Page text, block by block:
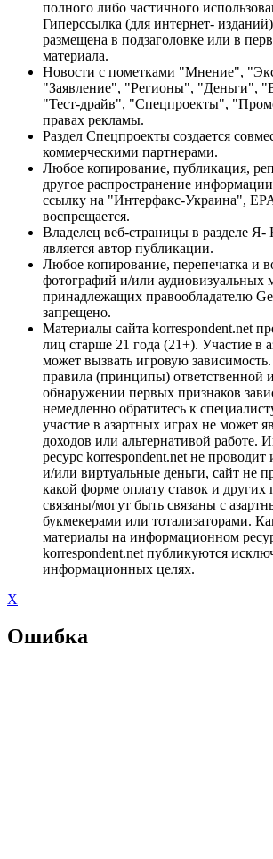
полного либо частичного
Гиперссылка (для интернет-
размещена в подзаголовке или в
материала.
Новости с пометками "Мнение",
"Заявление", "Регионы", "Деньги",
"Тест-драйв", "Спецпроекты",
правах рекламы.
Раздел Спецпроекты создается
коммерческими партнерами.
Любое копирование, публикация,
другое распространение
ссылку на "Интерфакс-Украина",
воспрещается.
Владелец веб-страницы в разделе Я-
является автор публикации.
Любое копирование, перепечатка и
фотографий и/или аудиовизуальных
принадлежащих правообладателю
запрещено.
Материалы сайта korrespondent.net
лиц старше 21 года (21+). Участие в
может вызвать игровую
правила (принципы) ответственной
обнаружении первых признаков
немедленно обратитесь к
участие в азартных играх не может
доходов или альтернативой
ресурс korrespondent.net не
и/или виртуальные деньги, сайт не
какой форме оплату ставок и других
связаны/могут быть связаны с
букмекерами или тотализаторами.
материалы на информационном
korrespondent.net публикуются
информационных целях.
X
Ошибка